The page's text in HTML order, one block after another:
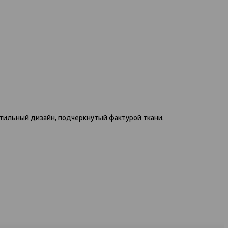
кровать
тёмно-
597 диван-кровать 3ек 1437
серый
дизайн, подчеркнутый фактурой ткани.